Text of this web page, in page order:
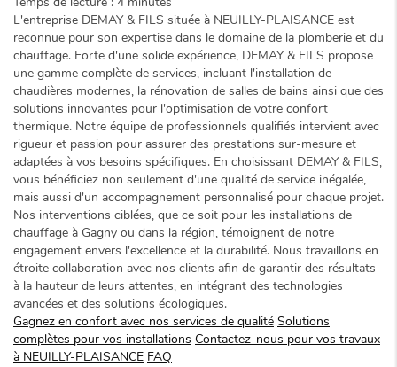
L'entreprise DEMAY & FILS située à NEUILLY-PLAISANCE est
reconnue pour son expertise dans le domaine de la plomberie et du
chauffage. Forte d'une solide expérience, DEMAY & FILS propose
une gamme complète de services, incluant l'installation de
chaudières modernes, la rénovation de salles de bains ainsi que des
solutions innovantes pour l'optimisation de votre confort
thermique. Notre équipe de professionnels qualifiés intervient avec
rigueur et passion pour assurer des prestations sur-mesure et
adaptées à vos besoins spécifiques. En choisissant DEMAY & FILS,
vous bénéficiez non seulement d'une qualité de service inégalée,
mais aussi d'un accompagnement personnalisé pour chaque projet.
Nos interventions ciblées, que ce soit pour les installations de
chauffage à Gagny ou dans la région, témoignent de notre
engagement envers l'excellence et la durabilité. Nous travaillons en
étroite collaboration avec nos clients afin de garantir des résultats
à la hauteur de leurs attentes, en intégrant des technologies
avancées et des solutions écologiques.
Gagnez en confort avec nos services de qualité Solutions
complètes pour vos installations Contactez-nous pour vos travaux
à NEUILLY-PLAISANCE FAQ